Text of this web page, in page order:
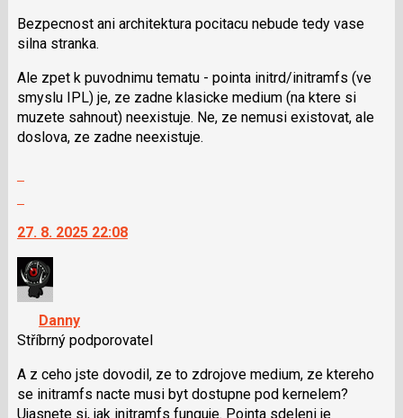
následující
a
pro
předchozí
nový
názor
Bezpecnost ani architektura pocitacu nebude tedy vase
silna stranka.
Ale zpet k puvodnimu tematu - pointa initrd/initramfs (ve
smyslu IPL) je, ze zadne klasicke medium (na ktere si
muzete sahnout) neexistuje. Ne, ze nemusi existovat, ale
doslova, ze zadne neexistuje.
další
nový
názor.
K
navigaci
lze
použít
i
klávesy
N
27. 8. 2025 22:08
Danny
Stříbrný podporovatel
A z ceho jste dovodil, ze to zdrojove medium, ze ktereho
se initramfs nacte musi byt dostupne pod kernelem?
Ujasnete si, jak initramfs funguje. Pointa sdeleni je